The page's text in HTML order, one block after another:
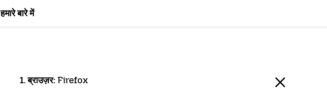
हमारे बारे में
1. ब्राउज़र: Firefox